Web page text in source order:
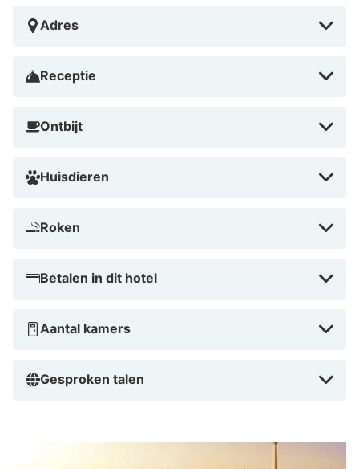
verblijf, en biedt een uitstekende uitvalsbasis om
Adres
Receptie
Ontbijt
Huisdieren
Roken
Betalen in dit hotel
Aantal kamers
Gesproken talen